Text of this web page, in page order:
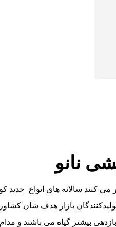
نانو
کنند سالانه های انواع جدید
بازار هدف شان
بیشتر گیاه می باشند و